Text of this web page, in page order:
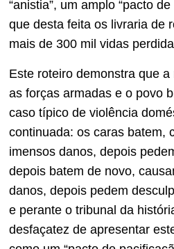
“anistia”, um amplo “pacto
que desta feita os livraria de
mais de 300 mil vidas
Este roteiro demonstra que
as forças armadas e o povo
caso típico de violência
continuada: os caras batem,
imensos danos, depois
depois batem de novo,
danos, depois pedem
e perante o tribunal da
desfaçatez de apresentar